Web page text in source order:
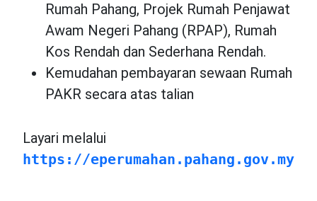
Rumah Pahang, Projek Rumah Penjawat
Awam Negeri Pahang (RPAP), Rumah
Kos Rendah dan Sederhana Rendah.
Kemudahan pembayaran sewaan Rumah
PAKR secara atas talian
Layari melalui
https://eperumahan.pahang.gov.my